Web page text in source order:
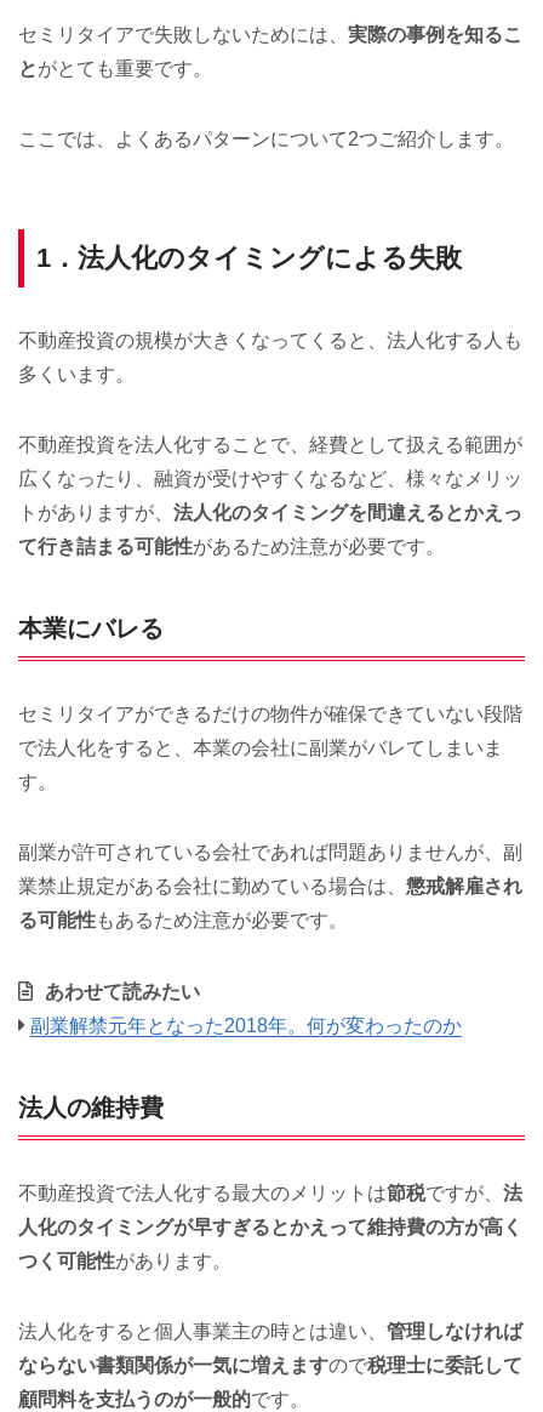
セミリタイアで失敗しないためには、 実際の事例を知るこ
とがとても重要です。
ここでは、よくあるパターンについて2つご紹介します。
1．法人化のタイミングによる失敗
不動産投資の規模が大きくなってくると、法人化する人も
多くいます。
不動産投資を法人化することで、経費として扱える範囲が
広くなったり、融資が受けやすくなるなど、様々なメリッ
トがありますが、 法人化のタイミングを間違えるとかえっ
て行き詰まる可能性があるため注意が必要です。
本業にバレる
セミリタイアができるだけの物件が確保できていない段階
で法人化をすると、本業の会社に副業がバレてしまいま
す。
副業が許可されている会社であれば問題ありませんが、副
業禁止規定がある会社に勤めている場合は、 懲戒解雇され
る可能性もあるため注意が必要です。
あわせて読みたい
副業解禁元年となった2018年。何が変わったのか
法人の維持費
不動産投資で法人化する最大のメリットは節税ですが、 法
人化のタイミングが早すぎるとかえって維持費の方が高く
つく可能性があります。
法人化をすると個人事業主の時とは違い、 管理しなければ
ならない書類関係が一気に増えますので税理士に委託して
顧問料を支払うのが一般的です。